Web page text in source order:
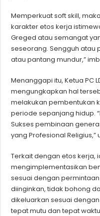
Memperkuat soft skill,
karakter etos kerja
Greged atau semangat
seseorang. Sengguh atau
atau pantang mundur,”
Menanggapi itu, Ketua PC
mengungkapkan hal
melakukan pembentukan
periode sepanjang hidup.
Sukses pembinaan
yang Profesional Religius,”
Terkait dengan etos kerja,
mengimplementasikan
sesuai dengan
diinginkan, tidak bohong
dikeluarkan sesuai
tepat mutu dan tepat